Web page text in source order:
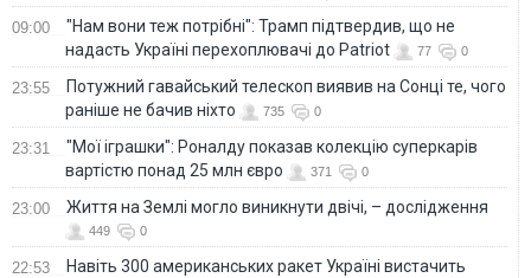
09:00
"Нам вони теж потрібні": Трамп підтвердив, що не
надасть Україні перехоплювачі до Patriot
77 0
23:55
Потужний гавайський телескоп виявив на Сонці те, чого
раніше не бачив ніхто
735 0
23:31
"Мої іграшки": Роналду показав колекцію суперкарів
вартістю понад 25 млн євро
371 0
23:00 Життя на Землі могло виникнути двічі, – дослідження
449 0
22:53
Навіть 300 американських ракет Україні вистачить